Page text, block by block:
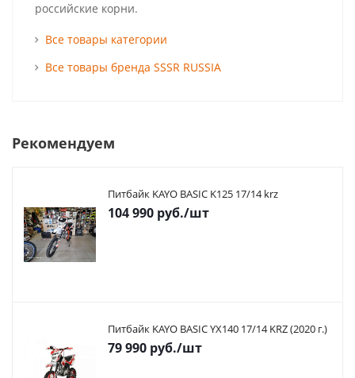
российские корни.
Все товары категории
Все товары бренда SSSR RUSSIA
Рекомендуем
Питбайк KAYO BASIC K125 17/14 krz
104 990 руб./шт
Питбайк KAYO BASIC YX140 17/14 KRZ (2020 г.)
79 990 руб./шт